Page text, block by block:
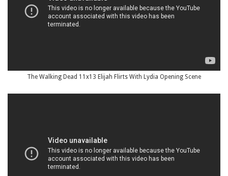
The Walking Dead 11x13 Elijah Flirts With Lydia Opening Scene